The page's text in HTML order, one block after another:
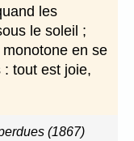
les
le soleil ;
en se
tout est joie,
(1867)